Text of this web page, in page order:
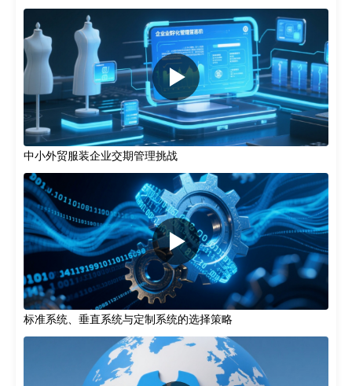
中小外贸服装企业交期管理挑战
标准系统、垂直系统与定制系统的选择策略